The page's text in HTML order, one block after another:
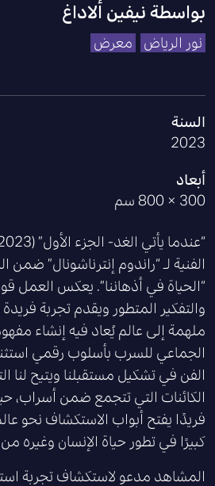
بواسطة نيفين ألاداغ
نور الرياض معرض
السنة
2023
أبعاد
300 × 800 سم
الفنية لـ “راندوم إنترناشونال” ضمن
“الحياة في أذهاننا”. يعكس العمل
والتفكير المتطور ويقدم تجربة
ملهمة إلى عالم يُعاد فيه إنشاء
الجماعي للسرب بأسلوب رقمي
الفن في تشكيل مستقبلنا ويتيح لنا
الكائنات التي تتجمع ضمن أسراب،
فريدًا يفتح أبواب الاستكشاف نحو
كبيرًا في تطور حياة الإنسان وغيره من
المشاهد مدعو لاستكشاف تجربة